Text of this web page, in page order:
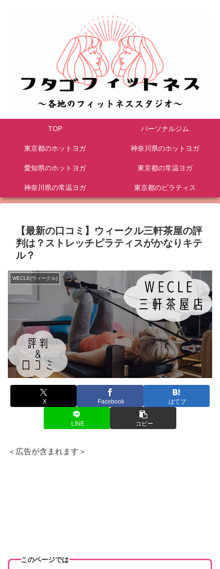
TOP パーソナルジム
東京都のホットヨガ 神奈川県のホットヨガ
愛知県のホットヨガ 東京都の常温ヨガ
神奈川県の常温ヨガ 東京都のピラティス
【最新の口コミ】ウィークル三軒茶屋の評
判は？ストレッチピラティスがかなりキテ
ル？
WECLE(ウィークル)
X Facebook はてブ
LINE コピー
＜広告が含まれます＞
このページでは